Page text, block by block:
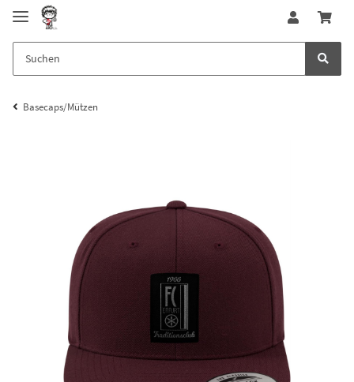
Basecaps/Mützen